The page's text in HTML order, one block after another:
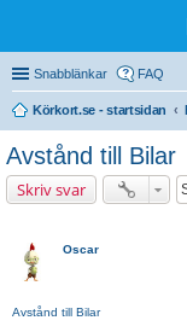
Snabblänkar FAQ
Körkort.se - startsidan
Avstånd till Bilar
Skriv svar
Oscar
Avstånd till Bilar